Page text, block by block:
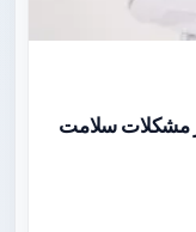
مشکلات سلامت